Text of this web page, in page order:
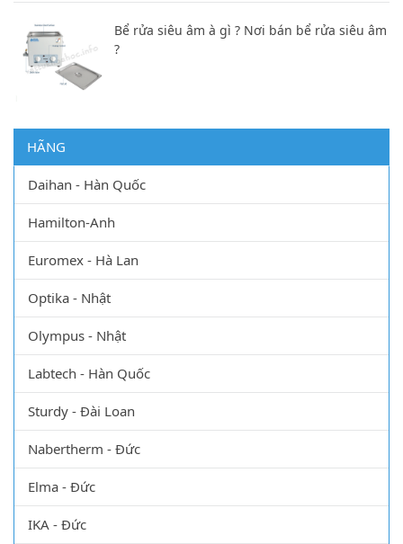
Bể rửa siêu âm à gì ? Nơi bán bể rửa siêu âm
?
HÃNG
Daihan - Hàn Quốc
Hamilton-Anh
Euromex - Hà Lan
Optika - Nhật
Olympus - Nhật
Labtech - Hàn Quốc
Sturdy - Đài Loan
Nabertherm - Đức
Elma - Đức
IKA - Đức